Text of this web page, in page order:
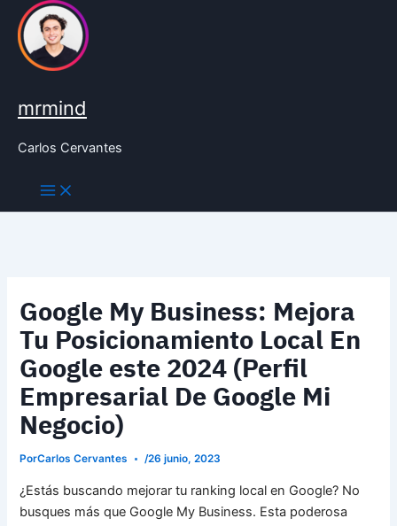
contenido
mrmind
Carlos Cervantes
Google My Business: Mejora
Tu Posicionamiento Local En
Google este 2024 (Perfil
Empresarial De Google Mi
Negocio)
PorCarlos Cervantes /26 junio, 2023
¿Estás buscando mejorar tu ranking local en Google? No
busques más que Google My Business. Esta poderosa